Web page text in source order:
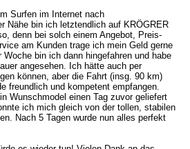
Surfen im Internet nach
Nähe bin ich letztendlich auf KRÖGRER
denn bei solch einem Angebot, Preis-
am Kunden trage ich mein Geld gerne
bin ich dann hingefahren und habe
angesehen. Ich hätte auch per
können, aber die Fahrt (insg. 90 km)
freundlich und kompetent empfangen.
Wunschmodel einen Tag zuvor geliefert
ich mich gleich von der tollen, stabilen
Nach 5 Tagen wurde nun alles perfekt